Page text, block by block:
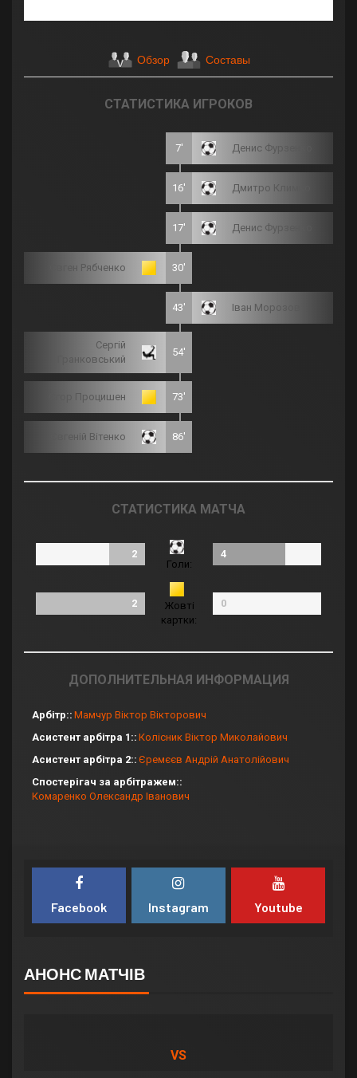
Обзор Составы
СТАТИСТИКА ИГРОКОВ
7' Денис Фурзенко
16' Дмитро Климко
17' Денис Фурзенко
Євген Рябченко 30'
43' Іван Морозов
Сергій
Гранковський
54'
Єгор Процишен 73'
Євгеній Вітенко 86'
СТАТИСТИКА МАТЧА
2
Голи:
4
2
Жовті
картки:
0
ДОПОЛНИТЕЛЬНАЯ ИНФОРМАЦИЯ
Арбітр: Мамчур Віктор Вікторович
Асистент арбітра 1: Колісник Віктор Миколайович
Асистент арбітра 2: Єремєєв Андрій Анатолійович
Спостерігач за арбітражем:
Комаренко Олександр Іванович
Facebook Instagram Youtube
АНОНС МАТЧІВ
VS